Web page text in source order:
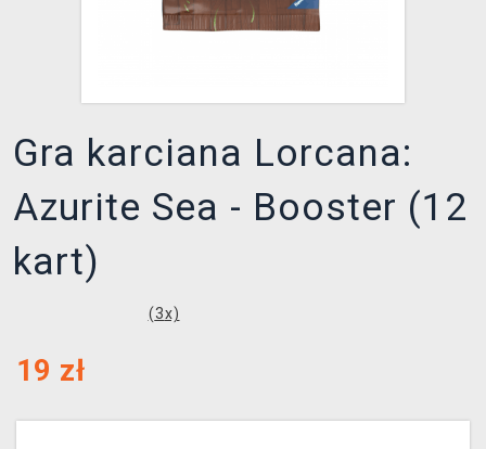
Gra karciana Lorcana:
Azurite Sea - Booster (12
kart)
(3x)
19 zł